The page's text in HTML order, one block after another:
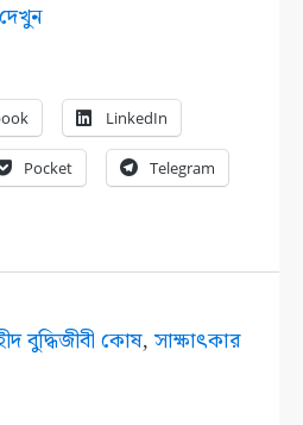
LinkedIn
Pocket Telegram
বুদ্ধিজীবী কোষ,সাক্ষাৎকার